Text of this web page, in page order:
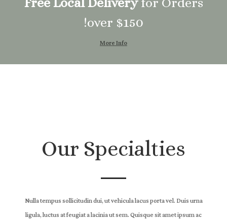
over $150!
More Info
Our Specialties
Nulla tempus sollicitudin dui, ut vehicula lacus porta vel. Duis urna
ligula, luctus at feugiat a lacinia ut sem. Quisque sit amet ipsum ac